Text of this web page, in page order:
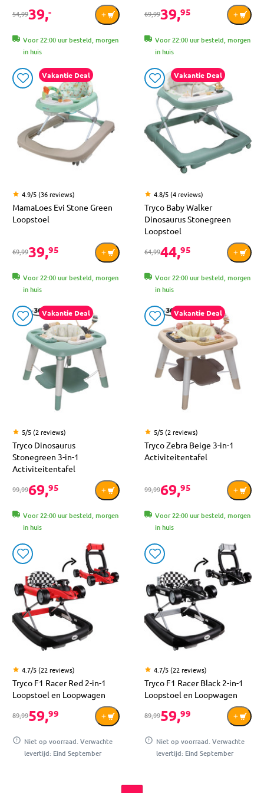
54,9939,-
Voor 22:00 uur besteld, morgen
in huis
69,9939,95
Voor 22:00 uur besteld, morgen
in huis
Vakantie Deal
4.9/5 (36 reviews)
MamaLoes Evi Stone Green
Loopstoel
69,9939,95
Voor 22:00 uur besteld, morgen
in huis
Vakantie Deal
4.8/5 (4 reviews)
Tryco Baby Walker
Dinosaurus Stonegreen
Loopstoel
64,9944,95
Voor 22:00 uur besteld, morgen
in huis
Vakantie Deal
5/5 (2 reviews)
Tryco Dinosaurus
Stonegreen 3-in-1
Activiteitentafel
99,9969,95
Voor 22:00 uur besteld, morgen
in huis
Vakantie Deal
5/5 (2 reviews)
Tryco Zebra Beige 3-in-1
Activiteitentafel
99,9969,95
Voor 22:00 uur besteld, morgen
in huis
4.7/5 (22 reviews)
Tryco F1 Racer Red 2-in-1
Loopstoel en Loopwagen
89,9959,99
Niet op voorraad. Verwachte
levertijd: Eind September
4.7/5 (22 reviews)
Tryco F1 Racer Black 2-in-1
Loopstoel en Loopwagen
89,9959,99
Niet op voorraad. Verwachte
levertijd: Eind September